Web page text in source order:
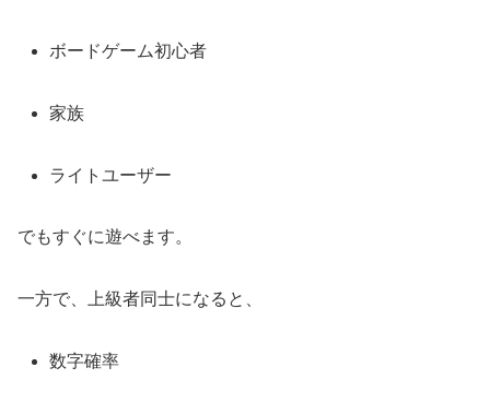
ボードゲーム初心者
家族
ライトユーザー
でもすぐに遊べます。
一方で、上級者同士になると、
数字確率